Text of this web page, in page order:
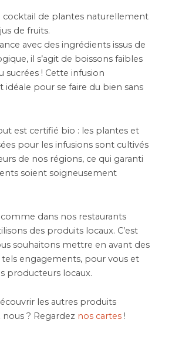
cocktail de plantes naturellement
de fruits.
avec des ingrédients issus de
il s’agit de boissons faibles
sucrées ! Cette infusion
idéale pour se faire du bien sans
est certifié bio : les plantes et
pour les infusions sont cultivés
de nos régions, ce qui garanti
soient soigneusement
comme dans nos restaurants
des produits locaux. C’est
souhaitons mettre en avant des
engagements, pour vous et
producteurs locaux.
les autres produits
? Regardez nos cartes !